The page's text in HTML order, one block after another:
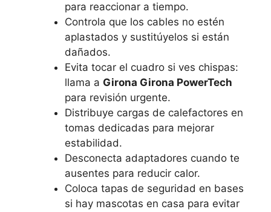
para reaccionar a tiempo.
Controla que los cables no estén
aplastados y sustitúyelos si están
dañados.
Evita tocar el cuadro si ves chispas:
llama a Girona Girona PowerTech
para revisión urgente.
Distribuye cargas de calefactores en
tomas dedicadas para mejorar
estabilidad.
Desconecta adaptadores cuando te
ausentes para reducir calor.
Coloca tapas de seguridad en bases
si hay mascotas en casa para evitar